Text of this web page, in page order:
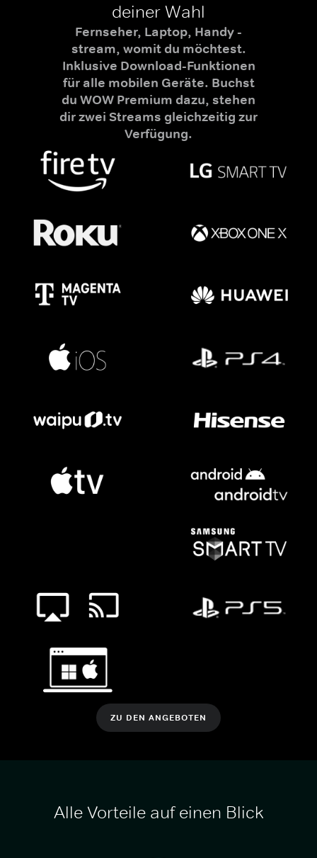
deiner Wahl
Fernseher, Laptop, Handy -
stream, womit du möchtest.
Inklusive Download-Funktionen
für alle mobilen Geräte. Buchst
du WOW Premium dazu, stehen
dir zwei Streams gleichzeitig zur
Verfügung.
ZU DEN ANGEBOTEN
Alle Vorteile auf einen Blick